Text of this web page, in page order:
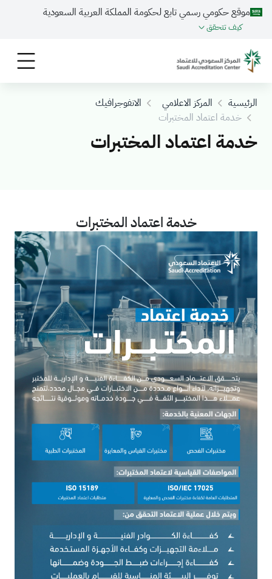
موقع حكومي رسمي تابع لحكومة المملكة العربية السعودية
كيف تتحقق
الرئيسية المركز الاعلامي
الانفوجرافيك
خدمة اعتماد المختبرات
خدمة اعتماد المختبرات
خدمة اعتماد المختبرات